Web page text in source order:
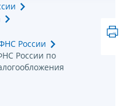
России
России по